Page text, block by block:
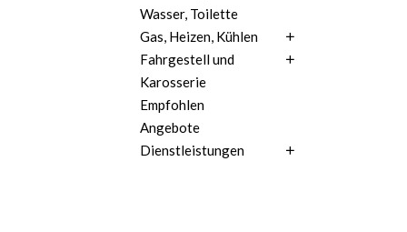
Wasser, Toilette
Gas, Heizen, Kühlen
Fahrgestell und
Karosserie
Empfohlen
Angebote
Dienstleistungen